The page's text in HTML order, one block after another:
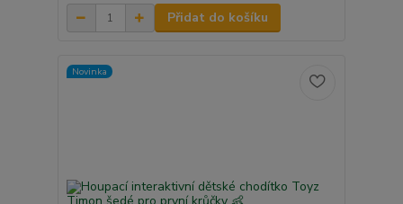
Přidat do košíku
Novinka